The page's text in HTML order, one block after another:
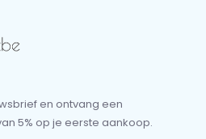
en ontvang een
5% op je eerste aankoop.